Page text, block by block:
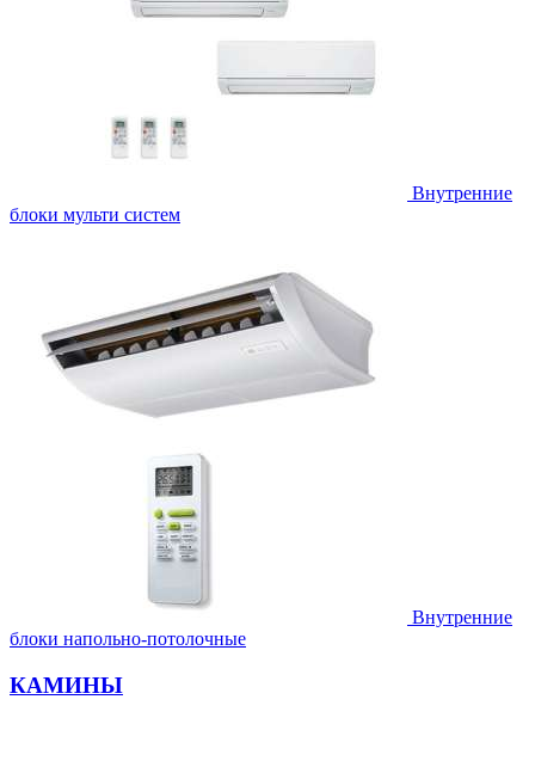
Внутренние
блоки мульти систем
Внутренние
блоки напольно-потолочные
КАМИНЫ